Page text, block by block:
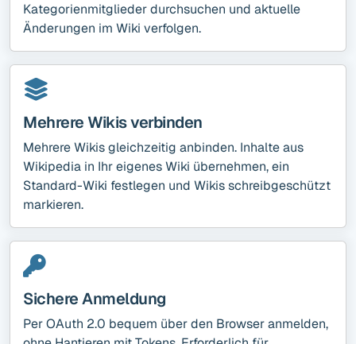
Kategorienmitglieder durchsuchen und aktuelle
Änderungen im Wiki verfolgen.
Mehrere Wikis verbinden
Mehrere Wikis gleichzeitig anbinden. Inhalte aus
Wikipedia in Ihr eigenes Wiki übernehmen, ein
Standard-Wiki festlegen und Wikis schreibgeschützt
markieren.
Sichere Anmeldung
Per OAuth 2.0 bequem über den Browser anmelden,